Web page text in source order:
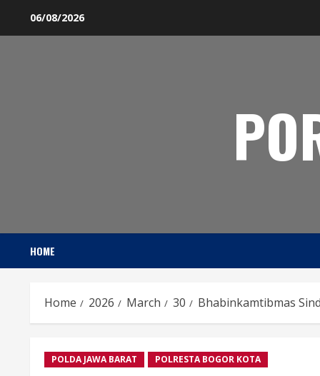
06/08/2026
HOME
Home 2026 March 30 Bhabinkamtibmas
POLDA JAWA BARAT POLRESTA BOGOR KOTA